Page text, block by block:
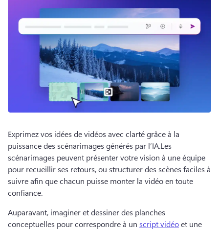
Exprimez vos idées de vidéos avec clarté grâce à la
puissance des scénarimages générés par l’IA.Les
scénarimages peuvent présenter votre vision à une équipe
pour recueillir ses retours, ou structurer des scènes faciles à
suivre afin que chacun puisse monter la vidéo en toute
confiance.
Auparavant, imaginer et dessiner des planches
conceptuelles pour correspondre à un script vidéo et une